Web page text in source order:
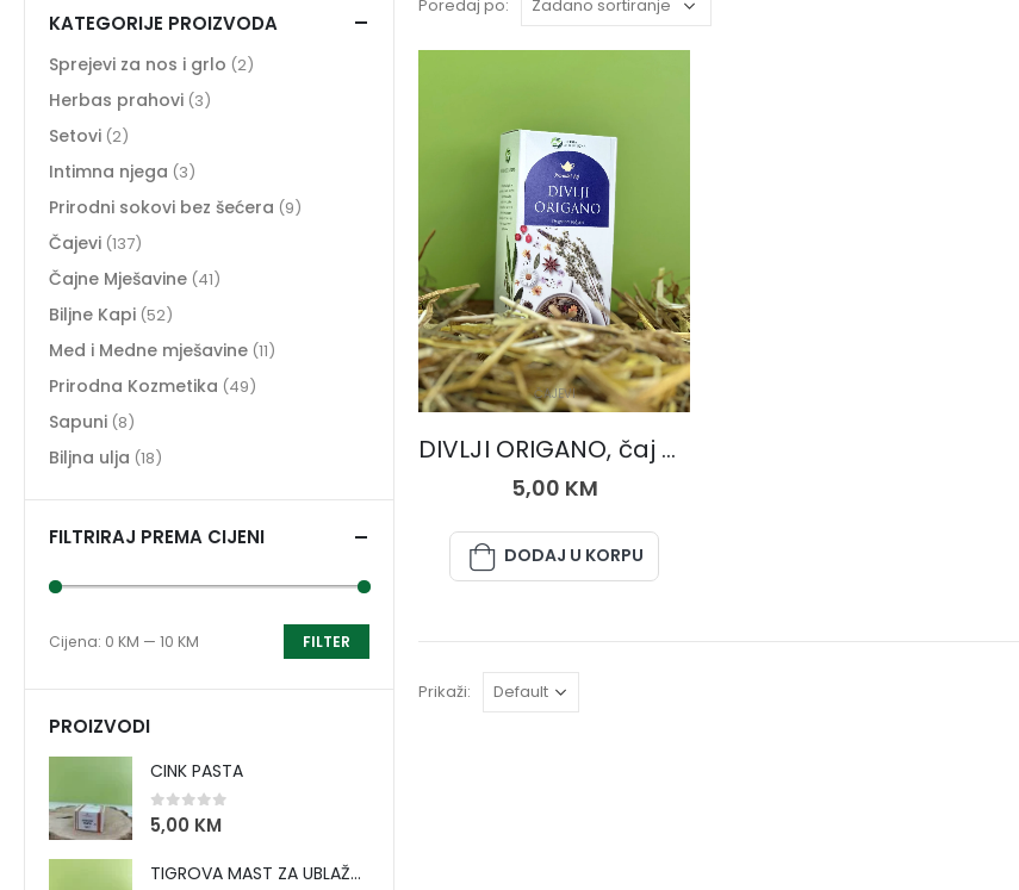
Poredaj po:
ČAJEVI
DIVLJI ORIGANO, čaj 50 gr.
5,00 KM
DODAJ U KORPU
Prikaži:
KATEGORIJE PROIZVODA
Sprejevi za nos i grlo (2)
Herbas prahovi (3)
Setovi (2)
Intimna njega (3)
Prirodni sokovi bez šećera (9)
Čajevi (137)
Čajne Mješavine (41)
Biljne Kapi (52)
Med i Medne mješavine (11)
Prirodna Kozmetika (49)
Sapuni (8)
Biljna ulja (18)
FILTRIRAJ PREMA CIJENI
FILTER
Cijena: 0 KM — 10 KM
PROIZVODI
CINK PASTA
0 out of 5
5,00 KM
TIGROVA MAST ZA UBLAŽAVANJE BOLOVA I ZAGRIJAVANJE MIŠIĆA